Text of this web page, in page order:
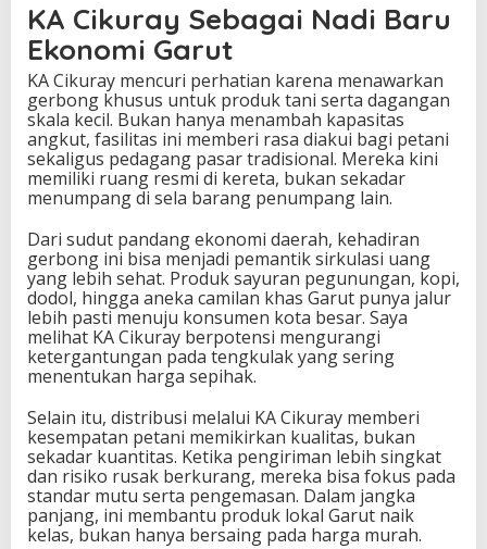
KA Cikuray Sebagai Nadi Baru
Ekonomi Garut
KA Cikuray mencuri perhatian karena menawarkan
gerbong khusus untuk produk tani serta dagangan
skala kecil. Bukan hanya menambah kapasitas
angkut, fasilitas ini memberi rasa diakui bagi petani
sekaligus pedagang pasar tradisional. Mereka kini
memiliki ruang resmi di kereta, bukan sekadar
menumpang di sela barang penumpang lain.
Dari sudut pandang ekonomi daerah, kehadiran
gerbong ini bisa menjadi pemantik sirkulasi uang
yang lebih sehat. Produk sayuran pegunungan, kopi,
dodol, hingga aneka camilan khas Garut punya jalur
lebih pasti menuju konsumen kota besar. Saya
melihat KA Cikuray berpotensi mengurangi
ketergantungan pada tengkulak yang sering
menentukan harga sepihak.
Selain itu, distribusi melalui KA Cikuray memberi
kesempatan petani memikirkan kualitas, bukan
sekadar kuantitas. Ketika pengiriman lebih singkat
dan risiko rusak berkurang, mereka bisa fokus pada
standar mutu serta pengemasan. Dalam jangka
panjang, ini membantu produk lokal Garut naik
kelas, bukan hanya bersaing pada harga murah.